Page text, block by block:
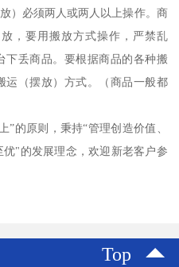
）必须两人或两人以上操作。商
，要用搬放方式操作，严禁乱
下丢商品。要根据商品的各种搬
运（摆放）方式。（商品一般都
的原则，秉持“管理创造价值、
"的发展理念，欢迎新老客户参
Top